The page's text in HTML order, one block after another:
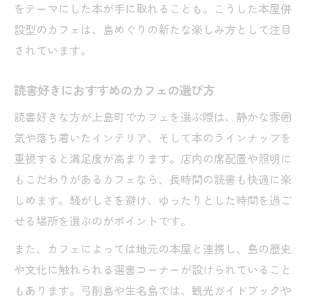
をテーマにした本が手に取れることも。こうした本屋併
設型のカフェは、島めぐりの新たな楽しみ方として注目
されています。
読書好きにおすすめのカフェの選び方
読書好きな方が上島町でカフェを選ぶ際は、静かな雰囲
気や落ち着いたインテリア、そして本のラインナップを
重視すると満足度が高まります。店内の席配置や照明に
もこだわりがあるカフェなら、長時間の読書も快適に楽
しめます。騒がしさを避け、ゆったりとした時間を過ご
せる場所を選ぶのがポイントです。
また、カフェによっては地元の本屋と連携し、島の歴史
や文化に触れられる選書コーナーが設けられていること
もあります。弓削島や生名島では、観光ガイドブックや